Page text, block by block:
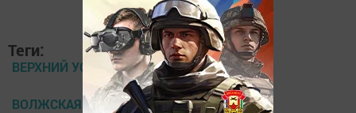
Теги:
ВЕРХНИЙ УСЛОН
ВОЛЖСКАЯ НОВЬ